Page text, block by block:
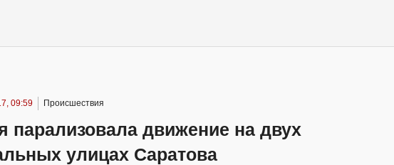
09:59 Происшествия
парализовала движение на двух
улицах Саратова